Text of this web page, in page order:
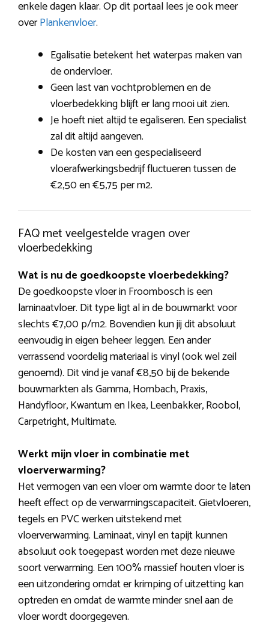
enkele dagen klaar. Op dit portaal lees je ook meer
overPlankenvloer.
Egalisatie betekent het waterpas maken van
de ondervloer.
Geen last van vochtproblemen en de
vloerbedekking blijft er lang mooi uit zien.
Je hoeft niet altijd te egaliseren. Een specialist
zal dit altijd aangeven.
De kosten van een gespecialiseerd
vloerafwerkingsbedrijf fluctueren tussen de
€2,50 en €5,75 per m2.
FAQ met veelgestelde vragen over
vloerbedekking
Wat is nu de goedkoopste vloerbedekking?
De goedkoopste vloer in Froombosch is een
laminaatvloer. Dit type ligt al in de bouwmarkt voor
slechts €7,00 p/m2. Bovendien kun jij dit absoluut
eenvoudig in eigen beheer leggen. Een ander
verrassend voordelig materiaal is vinyl (ook wel zeil
genoemd). Dit vind je vanaf €8,50 bij de bekende
bouwmarkten als Gamma, Hornbach, Praxis,
Handyfloor, Kwantum en Ikea, Leenbakker, Roobol,
Carpetright, Multimate.
Werkt mijn vloer in combinatie met
vloerverwarming?
Het vermogen van een vloer om warmte door te laten
heeft effect op de verwarmingscapaciteit. Gietvloeren,
tegels en PVC werken uitstekend met
vloerverwarming. Laminaat, vinyl en tapijt kunnen
absoluut ook toegepast worden met deze nieuwe
soort verwarming. Een 100% massief houten vloer is
een uitzondering omdat er krimping of uitzetting kan
optreden en omdat de warmte minder snel aan de
vloer wordt doorgegeven.